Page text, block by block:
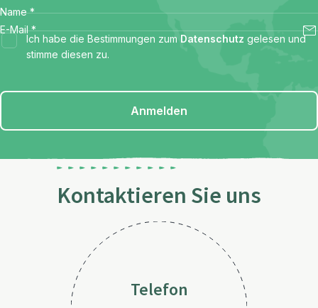
Name *
E-Mail *
Ich habe die Bestimmungen zum Datenschutz gelesen und
stimme diesen zu.
Anmelden
Kontaktieren Sie uns
Telefon